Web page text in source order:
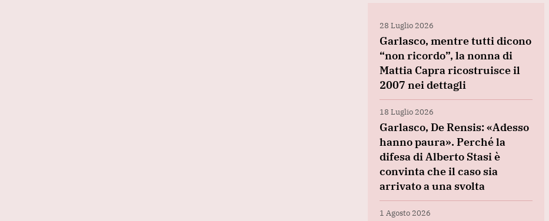
28 Luglio 2026
Garlasco, mentre tutti dicono
“non ricordo”, la nonna di
Mattia Capra ricostruisce il
2007 nei dettagli
18 Luglio 2026
Garlasco, De Rensis: «Adesso
hanno paura». Perché la
difesa di Alberto Stasi è
convinta che il caso sia
arrivato a una svolta
1 Agosto 2026